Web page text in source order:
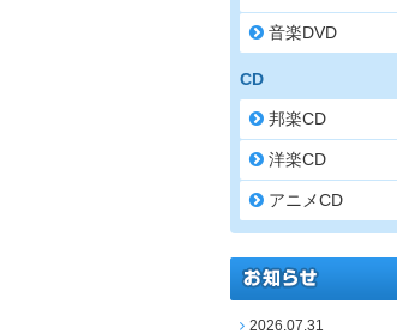
音楽DVD
CD
邦楽CD
洋楽CD
アニメCD
2026.07.31